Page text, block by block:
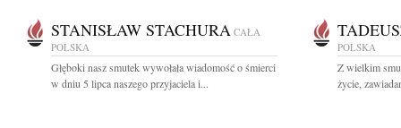
STANISŁAW STACHURA CAŁA
POLSKA
Głęboki nasz smutek wywołała wiadomość o śmierci
w dniu 5 lipca naszego przyjaciela i...
POLSKA
Z wielkim
życie,